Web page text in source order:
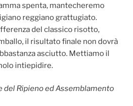
spenta, mantecheremo
reggiano grattugiato.
del classico risotto,
il risultato finale non dovrà
asciutto. Mettiamo il
intiepidire.
del Ripieno ed Assemblamento